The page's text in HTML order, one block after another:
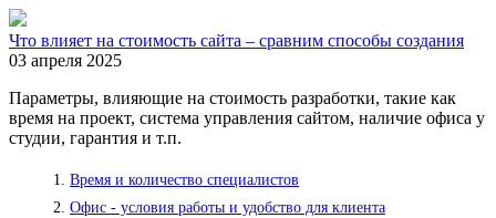
Что влияет на стоимость сайта – сравним способы создания
03 апреля 2025
Параметры, влияющие на стоимость разработки, такие как
время на проект, система управления сайтом, наличие офиса у
студии, гарантия и т.п.
Время и количество специалистов
Офис - условия работы и удобство для клиента